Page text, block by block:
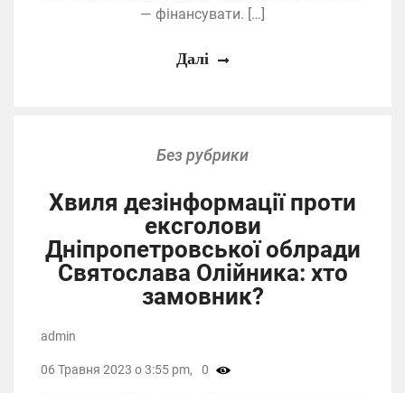
— фінансувати. […]
Далі
Без рубрики
Хвиля дезінформації проти
ексголови
Дніпропетровської облради
Святослава Олійника: хто
замовник?
admin
06 Травня 2023 о 3:55 pm, 0